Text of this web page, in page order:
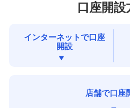
口座開設
インターネットで口座
開設
店舗で口座